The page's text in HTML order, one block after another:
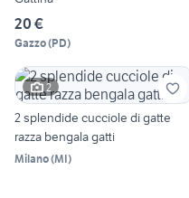
20 €
Gazzo(PD)
2
2 splendide cucciole di gatte
razza bengala gatti
Milano(MI)